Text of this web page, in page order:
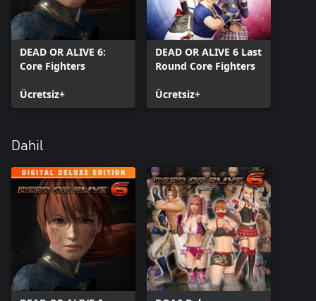
DEAD OR ALIVE 6:
Core Fighters
Ücretsiz+
DEAD OR ALIVE 6 Last
Round Core Fighters
Ücretsiz+
Dahil